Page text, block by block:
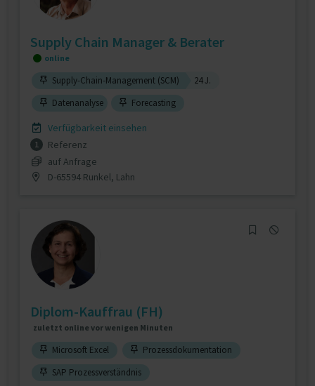
Supply Chain Manager & Berater
online
Supply-Chain-Management (SCM)
24 J.
Datenanalyse
Forecasting
Verfügbarkeit einsehen
1
Referenz
auf Anfrage
D-65594 Runkel, Lahn
Diplom-Kauffrau (FH)
zuletzt online vor wenigen Minuten
Microsoft Excel
Prozessdokumentation
SAP Prozessverständnis